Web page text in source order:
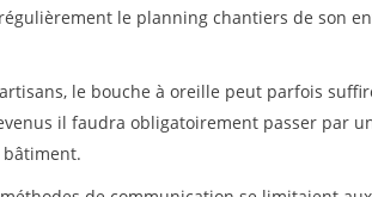
le planning chantiers de son
le bouche à oreille peut parfois
il faudra obligatoirement passer par